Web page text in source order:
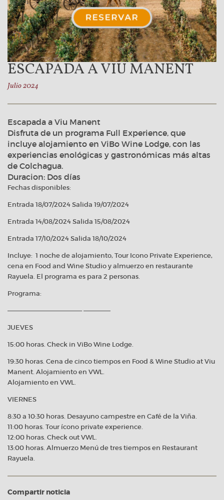
ESCAPADA A VIU MANENT
Julio 2024
Escapada a Viu Manent
Disfruta de un programa Full Experience, que
incluye alojamiento en ViBo Wine Lodge, con las
experiencias enológicas y gastronómicas más altas
de Colchagua.
Duracion: Dos días
Fechas disponibles:
Entrada 18/07/2024 Salida 19/07/2024
Entrada 14/08/2024 Salida 15/08/2024
Entrada 17/10/2024 Salida 18/10/2024
Incluye: 1 noche de alojamiento, Tour Icono Private Experience,
cena en Food and Wine Studio y almuerzo en restaurante
Rayuela. El programa es para 2 personas.
Programa:
————————————————– ——————
JUEVES
15:00 horas. Check in ViBo Wine Lodge.
19:30 horas. Cena de cinco tiempos en Food & Wine Studio at Viu
Manent. Alojamiento en VWL.
Alojamiento en VWL.
VIERNES
8:30 a 10:30 horas. Desayuno campestre en Café de la Viña.
11:00 horas. Tour ícono private experience.
12:00 horas. Check out VWL.
13:00 horas. Almuerzo Menú de tres tiempos en Restaurant
Rayuela.
Compartir noticia